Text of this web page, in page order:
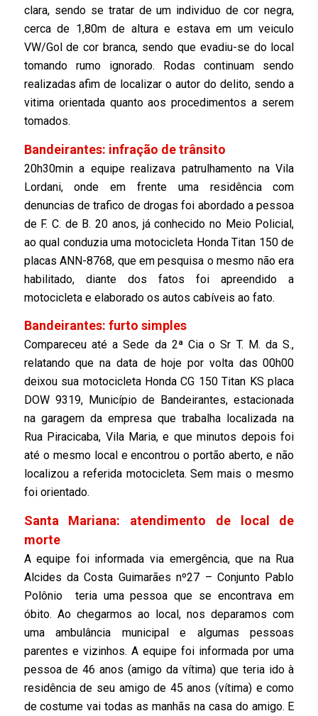
clara, sendo se tratar de um individuo de cor negra,
cerca de 1,80m de altura e estava em um veiculo
VW/Gol de cor branca, sendo que evadiu-se do local
tomando rumo ignorado. Rodas continuam sendo
realizadas afim de localizar o autor do delito, sendo a
vitima orientada quanto aos procedimentos a serem
tomados.
Bandeirantes: infração de trânsito
20h30min a equipe realizava patrulhamento na Vila
Lordani, onde em frente uma residência com
denuncias de trafico de drogas foi abordado a pessoa
de F. C. de B. 20 anos, já conhecido no Meio Policial,
ao qual conduzia uma motocicleta Honda Titan 150 de
placas ANN-8768, que em pesquisa o mesmo não era
habilitado, diante dos fatos foi apreendido a
motocicleta e elaborado os autos cabíveis ao fato.
Bandeirantes: furto simples
Compareceu até a Sede da 2ª Cia o Sr T. M. da S.,
relatando que na data de hoje por volta das 00h00
deixou sua motocicleta Honda CG 150 Titan KS placa
DOW 9319, Município de Bandeirantes, estacionada
na garagem da empresa que trabalha localizada na
Rua Piracicaba, Vila Maria, e que minutos depois foi
até o mesmo local e encontrou o portão aberto, e não
localizou a referida motocicleta. Sem mais o mesmo
foi orientado.
Santa Mariana: atendimento de local de
morte
A equipe foi informada via emergência, que na Rua
Alcides da Costa Guimarães nº27 – Conjunto Pablo
Polônio teria uma pessoa que se encontrava em
óbito. Ao chegarmos ao local, nos deparamos com
uma ambulância municipal e algumas pessoas
parentes e vizinhos. A equipe foi informada por uma
pessoa de 46 anos (amigo da vítima) que teria ido à
residência de seu amigo de 45 anos (vítima) e como
de costume vai todas as manhãs na casa do amigo. E